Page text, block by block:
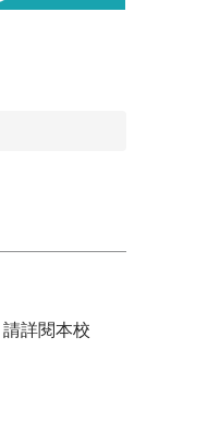
詳閱本校